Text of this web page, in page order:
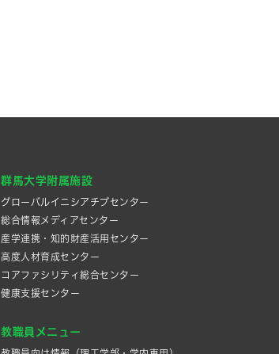
群馬大学附属施設
グローバルイニシアチブセンター
総合情報メディアセンター
産学連携・知的財産活⽤センター
高度人材育成センター
コアファシリティ総合センター
健康支援センター
教職員メニュー